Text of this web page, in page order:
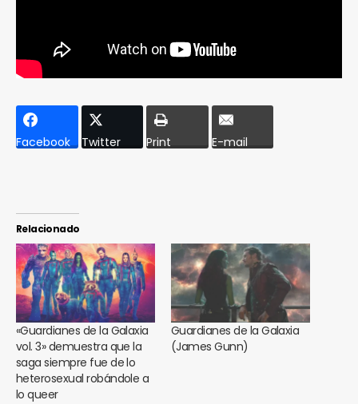
Facebook Twitter Print E-mail
Relacionado
«Guardianes de la Galaxia
vol. 3» demuestra que la
saga siempre fue de lo
heterosexual robándole a
lo queer
Guardianes de la Galaxia
(James Gunn)